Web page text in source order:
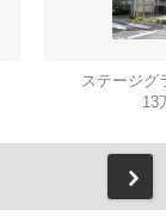
ステージグ
13